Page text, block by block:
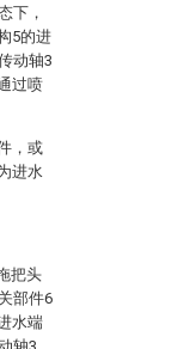
下，
5的进
动轴3
过喷
，或
进水
把头
部件6
水端